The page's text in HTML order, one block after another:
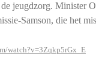
jeugdzorg. Minister
Samson, die het
watch?v=3Zqkp5rGx_E